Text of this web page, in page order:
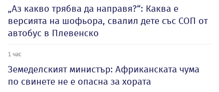
„Аз какво трябва да направя?“: Каква е
версията на шофьора, свалил дете със СОП от
автобус в Плевенско
1 час
Земеделският министър: Африканската чума
по свинете не е опасна за хората